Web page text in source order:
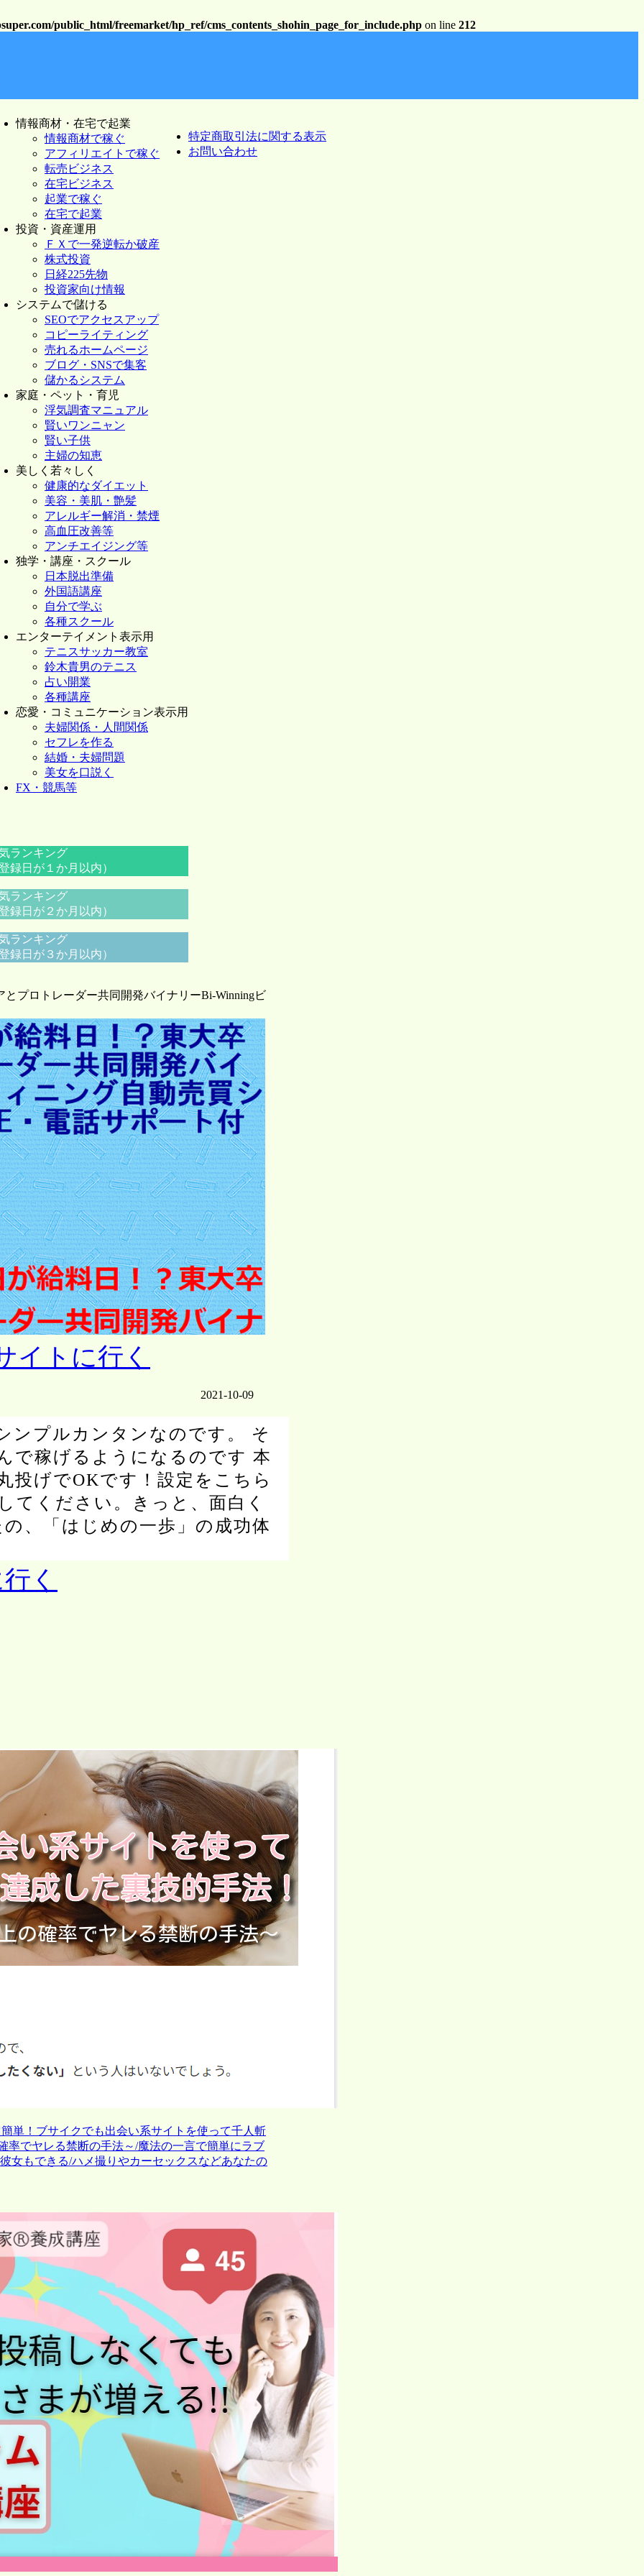
public_html/freemarket/hp_ref/cms_contents_shohin_page_for_include.php on line 212
情報商材・在宅で起業
情報商材で稼ぐ
アフィリエイトで稼ぐ
転売ビジネス
在宅ビジネス
起業で稼ぐ
在宅で起業
投資・資産運用
ＦＸで一発逆転か破産
株式投資
日経225先物
投資家向け情報
システムで儲ける
SEOでアクセスアップ
コピーライティング
売れるホームページ
ブログ・SNSで集客
儲かるシステム
家庭・ペット・育児
浮気調査マニュアル
賢いワンニャン
賢い子供
主婦の知恵
美しく若々しく
健康的なダイエット
美容・美肌・艶髪
アレルギー解消・禁煙
高血圧改善等
アンチエイジング等
独学・講座・スクール
日本脱出準備
外国語講座
自分で学ぶ
各種スクール
エンターテイメント表示用
テニスサッカー教室
鈴木貴男のテニス
占い開業
各種講座
恋愛・コミュニケーション表示用
夫婦関係・人間関係
セフレを作る
結婚・夫婦問題
美女を口説く
FX・競馬等
ランキング
登録日が１か月以内）
ランキング
登録日が２か月以内）
ランキング
登録日が３か月以内）
プロトレーダー共同開発バイナリーBi-Winningビ
2021-10-09
ンプルカンタンなのです。 そ
で稼げるようになるのです 本
投げでOKです！設定をこちら
てください。きっと、面白く
、「はじめの一歩」の成功体
単！ブサイクでも出会い系サイトを使って千人斬
率でヤレる禁断の手法～/魔法の一言で簡単にラブ
女もできる/ハメ撮りやカーセックスなどあなたの
特定商取引法に関する表示
お問い合わせ